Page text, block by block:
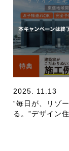
2025. 11.13
“毎日が、リゾ
る。”デザイン